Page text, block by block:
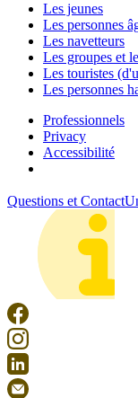
Les jeunes
Les personnes
Les navetteurs
Les groupes et
Les touristes
Les personnes
Professionnels
Privacy
Accessibilité
Questions et Contact